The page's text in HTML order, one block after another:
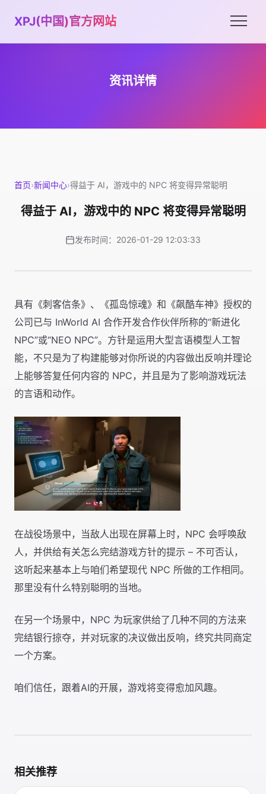
XPJ(中国)官方网站
资讯详情
首页›新闻中心›得益于 AI，游戏中的 NPC 将变得异常聪明
得益于 AI，游戏中的 NPC 将变得异常聪明
发布时间：2026-01-29 12:03:33
具有《刺客信条》、《孤岛惊魂》和《飙酷车神》授权的
公司已与 InWorld AI 合作开发合作伙伴所称的“新进化
NPC”或“NEO NPC”。方针是运用大型言语模型人工智
能，不只是为了构建能够对你所说的内容做出反响并理论
上能够答复任何内容的 NPC，并且是为了影响游戏玩法
的言语和动作。
在战役场景中，当敌人出现在屏幕上时，NPC 会呼唤敌
人，并供给有关怎么完结游戏方针的提示 – 不可否认，
这听起来基本上与咱们希望现代 NPC 所做的工作相同。
那里没有什么特别聪明的当地。
在另一个场景中，NPC 为玩家供给了几种不同的方法来
完结银行掠夺，并对玩家的决议做出反响，终究共同商定
一个方案。
咱们信任，跟着AI的开展，游戏将变得愈加风趣。
相关推荐